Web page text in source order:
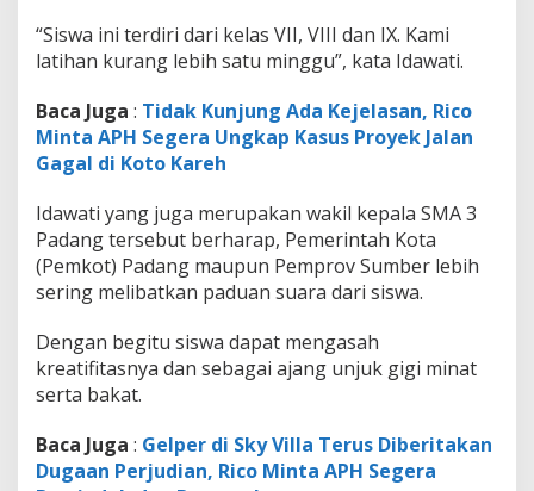
“Siswa ini terdiri dari kelas VII, VIII dan IX. Kami
latihan kurang lebih satu minggu”, kata Idawati.
Baca Juga : Tidak Kunjung Ada Kejelasan, Rico
Minta APH Segera Ungkap Kasus Proyek Jalan
Gagal di Koto Kareh
Idawati yang juga merupakan wakil kepala SMA 3
Padang tersebut berharap, Pemerintah Kota
(Pemkot) Padang maupun Pemprov Sumber lebih
sering melibatkan paduan suara dari siswa.
Dengan begitu siswa dapat mengasah
kreatifitasnya dan sebagai ajang unjuk gigi minat
serta bakat.
Baca Juga : Gelper di Sky Villa Terus Diberitakan
Dugaan Perjudian, Rico Minta APH Segera